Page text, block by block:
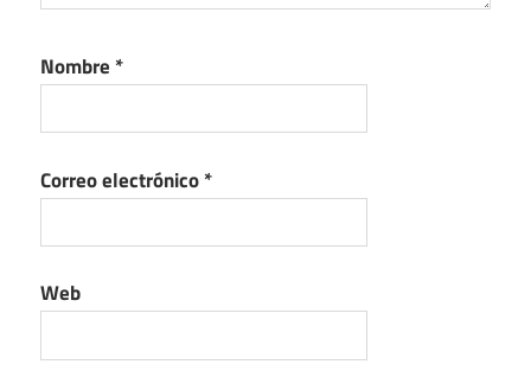
Nombre *
Correo electrónico*
Web